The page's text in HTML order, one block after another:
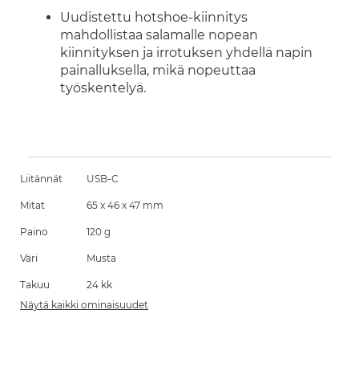
Uudistettu hotshoe-kiinnitys
mahdollistaa salamalle nopean
kiinnityksen ja irrotuksen yhdellä napin
painalluksella, mikä nopeuttaa
työskentelyä.
Liitännät USB-C
Mitat 65 x 46 x 47 mm
Paino 120 g
Väri Musta
Takuu
24 kk
Näytä kaikki ominaisuudet